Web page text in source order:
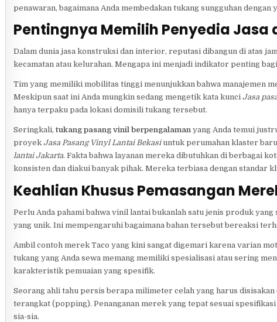
penawaran, bagaimana Anda membedakan tukang sungguhan dengan
Pentingnya Memilih Penyedia Jasa
Dalam dunia jasa konstruksi dan interior, reputasi dibangun di atas
kecamatan atau kelurahan. Mengapa ini menjadi indikator penting bagi
Tim yang memiliki mobilitas tinggi menunjukkan bahwa manajemen
Meskipun saat ini Anda mungkin sedang mengetik kata kunci Jasa
hanya terpaku pada lokasi domisili tukang tersebut.
Seringkali,tukang pasang vinil berpengalamanyang Anda temui
proyek Jasa Pasang Vinyl Lantai Bekasiuntuk perumahan klaster
lantai Jakarta. Fakta bahwa layanan mereka dibutuhkan di berbagai
konsisten dan diakui banyak pihak. Mereka terbiasa dengan standar
Keahlian Khusus Pemasangan
Perlu Anda pahami bahwa vinil lantai bukanlah satu jenis produk
yang unik. Ini mempengaruhi bagaimana bahan tersebut bereaksi
Ambil contoh merek Taco yang kini sangat digemari karena varian
tukang yang Anda sewa memang memiliki spesialisasi atau sering
karakteristik pemuaian yang spesifik.
Seorang ahli tahu persis berapa milimeter celah yang harus
terangkat (popping). Penanganan merek yang tepat sesuai
sia-sia.